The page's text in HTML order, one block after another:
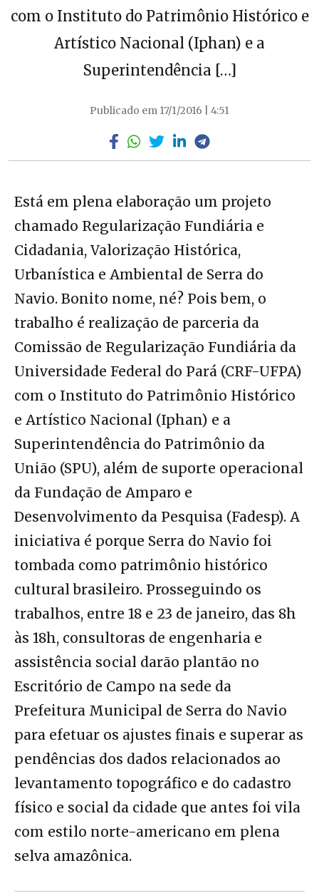
com o Instituto do Patrimônio Histórico e
Artístico Nacional (Iphan) e a
Superintendência […]
Publicado em 17/1/2016 | 4:51
Está em plena elaboração um projeto
chamado Regularização Fundiária e
Cidadania, Valorização Histórica,
Urbanística e Ambiental de Serra do
Navio. Bonito nome, né? Pois bem, o
trabalho é realização de parceria da
Comissão de Regularização Fundiária da
Universidade Federal do Pará (CRF-UFPA)
com o Instituto do Patrimônio Histórico
e Artístico Nacional (Iphan) e a
Superintendência do Patrimônio da
União (SPU), além de suporte operacional
da Fundação de Amparo e
Desenvolvimento da Pesquisa (Fadesp). A
iniciativa é porque Serra do Navio foi
tombada como patrimônio histórico
cultural brasileiro. Prosseguindo os
trabalhos, entre 18 e 23 de janeiro, das 8h
às 18h, consultoras de engenharia e
assistência social darão plantão no
Escritório de Campo na sede da
Prefeitura Municipal de Serra do Navio
para efetuar os ajustes finais e superar as
pendências dos dados relacionados ao
levantamento topográfico e do cadastro
físico e social da cidade que antes foi vila
com estilo norte-americano em plena
selva amazônica.